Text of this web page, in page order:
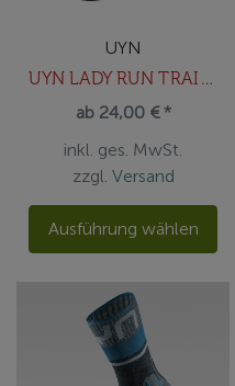
UYN
UYN LADY RUN TRAIL CHALLENGE SOCKS
ab 24,00 € *
inkl. ges. MwSt.
zzgl. Versand
Ausführung wählen